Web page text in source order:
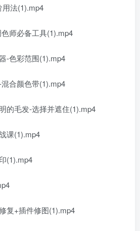
法(1).mp4
师必备工具(1).mp4
-色彩范围(1).mp4
合颜色带(1).mp4
的毛发-选择并遮住(1).mp4
课(1).mp4
(1).mp4
复+插件修图(1).mp4